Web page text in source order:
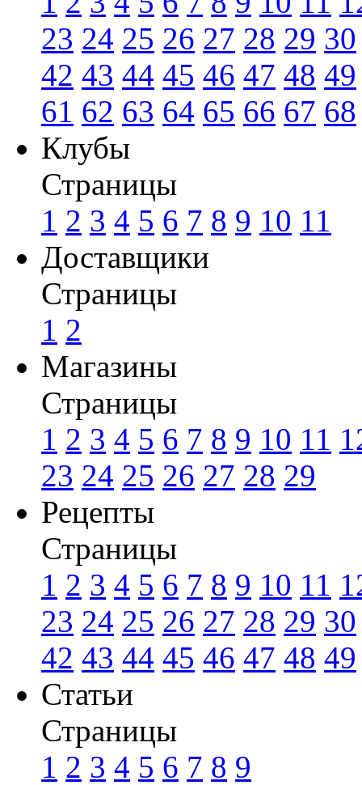
23 24 25 26 27 28 29 30
42 43 44 45 46 47 48 49
61 62 63 64 65 66 67 68
Клубы
Страницы
1 2 3 4 5 6 7 8 9 10 11
Доставщики
Страницы
1 2
Магазины
Страницы
1 2 3 4 5 6 7 8 9 10 11
23 24 25 26 27 28 29
Рецепты
Страницы
1 2 3 4 5 6 7 8 9 10 11
23 24 25 26 27 28 29 30
42 43 44 45 46 47 48 49
Статьи
Страницы
1 2 3 4 5 6 7 8 9